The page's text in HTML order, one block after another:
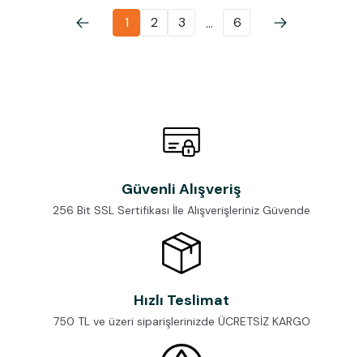
1 2 3 ... 6
Güvenli Alışveriş
256 Bit SSL Sertifikası İle Alışverişleriniz Güvende
Hızlı Teslimat
750 TL ve üzeri siparişlerinizde ÜCRETSİZ KARGO